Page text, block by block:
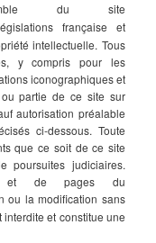
du site
française et
intellectuelle. Tous
y compris pour les
iconographiques et
partie de ce site sur
autorisation préalable
ci-dessous. Toute
que ce soit de ce site
poursuites judiciaires.
et de pages du
ou la modification sans
interdite et constitue une